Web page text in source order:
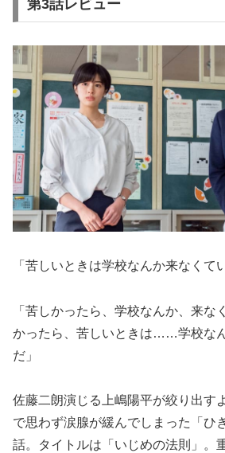
第3話レビュー
「苦しいときは学校なんか来なくて
「苦しかったら、学校なんか、来
かったら、苦しいときは……学校な
だ」
佐藤二朗演じる上嶋陽平が絞り出す
で思わず涙腺が緩んでしまった「ひ
話。タイトルは「いじめの法則」。